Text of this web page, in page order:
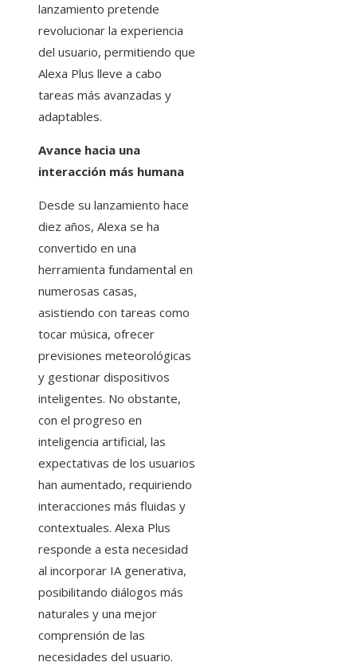
lanzamiento pretende
revolucionar la experiencia
del usuario, permitiendo que
Alexa Plus lleve a cabo
tareas más avanzadas y
adaptables.
Avance hacia una
interacción más humana
Desde su lanzamiento hace
diez años, Alexa se ha
convertido en una
herramienta fundamental en
numerosas casas,
asistiendo con tareas como
tocar música, ofrecer
previsiones meteorológicas
y gestionar dispositivos
inteligentes. No obstante,
con el progreso en
inteligencia artificial, las
expectativas de los usuarios
han aumentado, requiriendo
interacciones más fluidas y
contextuales. Alexa Plus
responde a esta necesidad
al incorporar IA generativa,
posibilitando diálogos más
naturales y una mejor
comprensión de las
necesidades del usuario.